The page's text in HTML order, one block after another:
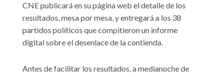
CNE publicará en su página web el detalle de los
resultados, mesa por mesa, y entregará a los 38
partidos políticos que compitieron un informe
digital sobre el desenlace de la contienda.
Antes de facilitar los resultados, a medianoche de